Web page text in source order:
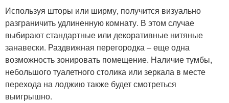
Используя шторы или ширму, получится визуально
разграничить удлиненную комнату. В этом случае
выбирают стандартные или декоративные нитяные
занавески. Раздвижная перегородка – еще одна
возможность зонировать помещение. Наличие тумбы,
небольшого туалетного столика или зеркала в месте
перехода на лоджию также будет смотреться
выигрышно.